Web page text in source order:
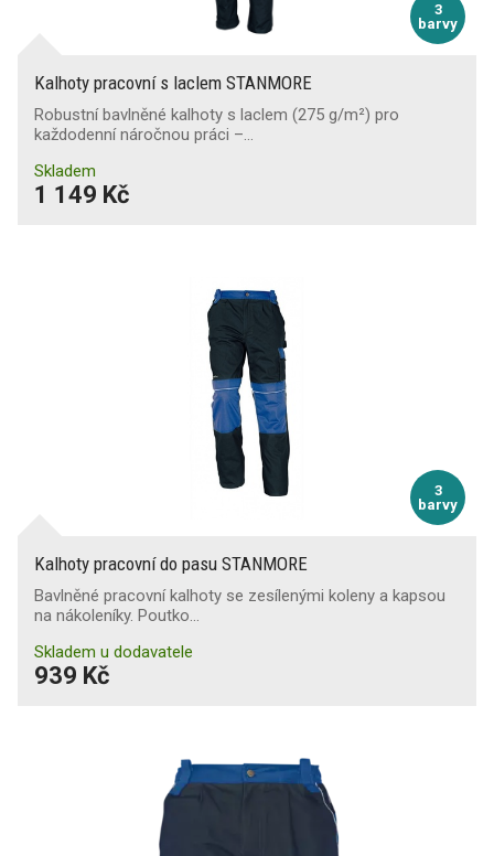
3
barvy
Kalhoty pracovní s laclem STANMORE
Robustní bavlněné kalhoty s laclem (275 g/m²) pro
každodenní náročnou práci –…
Skladem
1 149 Kč
3
barvy
Kalhoty pracovní do pasu STANMORE
Bavlněné pracovní kalhoty se zesílenými koleny a kapsou
na nákoleníky. Poutko…
Skladem u dodavatele
939 Kč